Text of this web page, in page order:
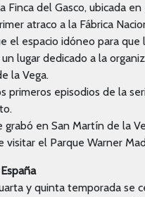
Finca del Gasco, ubicada
atraco a la Fábrica
el espacio idóneo para
lugar dedicado a la
la Vega.
primeros episodios de la
grabó en San Martín de la
visitar el Parque Warner
y quinta temporada se